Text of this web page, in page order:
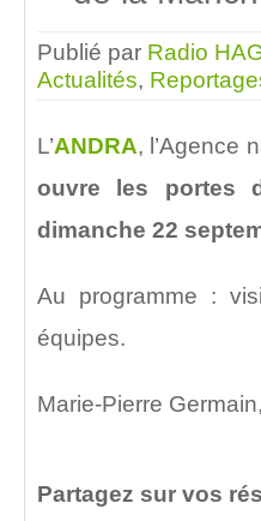
Publié par Radio
Actualités,
L’ANDRA, l’Agence
ouvre les portes
dimanche 22
Au programme :
équipes.
Marie-Pierre
Partagez sur vos